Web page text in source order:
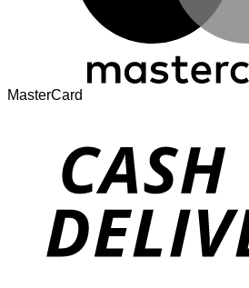
MasterCard